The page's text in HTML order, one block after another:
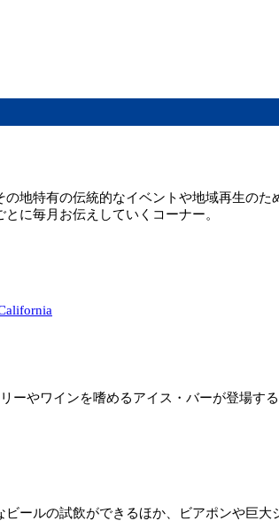
地特有の伝統的なイベントや地域再生の
に毎月お伝えしていくコーナー。
ーやワインを嗜めるアイス・バーが登場
ールの試飲ができるほか、ビアポンや巨